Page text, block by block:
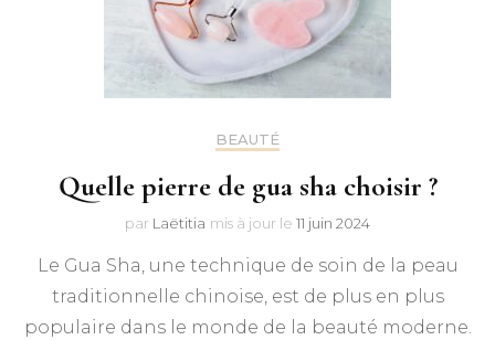
BEAUTÉ
Quelle pierre de gua sha choisir ?
par Laëtitia mis à jour le 11 juin 2024
Le Gua Sha, une technique de soin de la peau
traditionnelle chinoise, est de plus en plus
populaire dans le monde de la beauté moderne.